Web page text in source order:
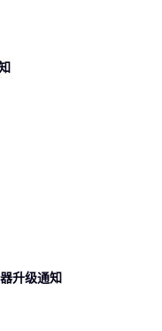
升级通知